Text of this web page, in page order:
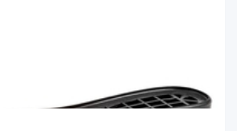
Договорная
Договорная
Договорная
Договорная Договорная
Договорная
Договорная
Договорная
Договорная
Договорная
Договорная